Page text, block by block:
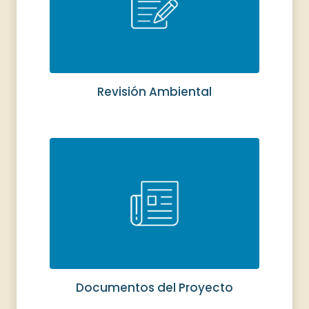
Revisión Ambiental
Documentos del Proyecto